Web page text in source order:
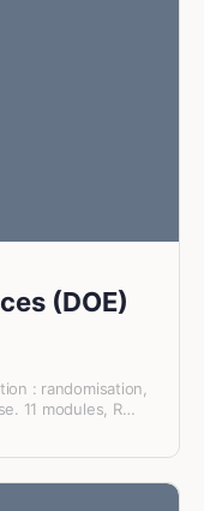
(DOE)
: randomisation,
11 modules, R